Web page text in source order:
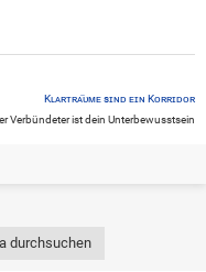
Kʟᴀʀᴛʀᴀ̈ᴜᴍᴇ sɪɴᴅ ᴇɪɴ Kᴏʀʀɪᴅᴏʀ
Verbündeter ist dein Unterbewusstsein